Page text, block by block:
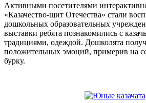
Активными посетителями
«Казачество-щит Отечества» стали
дошкольных образовательных
выставки ребята познакомились с
традициями, одеждой. Дошколята
положительных эмоций, примерив на
бурку.